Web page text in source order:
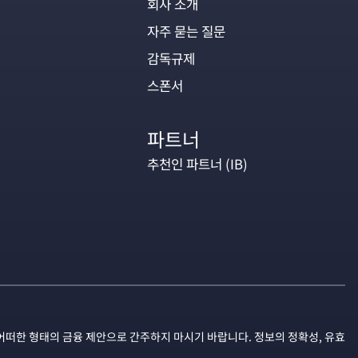
회사 소개
자주 묻는 질문
감독규제
스폰서
파트너
추천인 파트너 (IB)
한 형태의 금융 제안으로 간주하지 마시기 바랍니다. 정보의 정확성, 유효